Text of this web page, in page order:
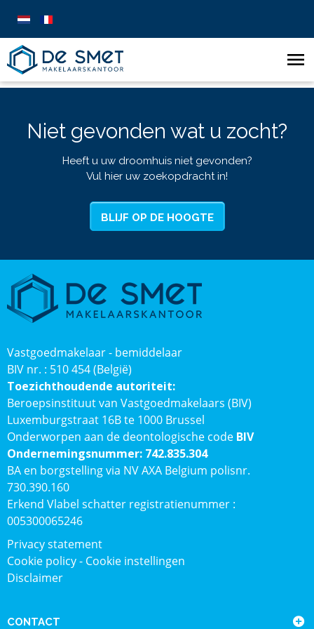
Niet gevonden wat u zocht?
Heeft u uw droomhuis niet gevonden?
Vul hier uw zoekopdracht in!
BLIJF OP DE HOOGTE
Vastgoedmakelaar - bemiddelaar
BIV nr. : 510 454 (België)
Toezichthoudende autoriteit:
Beroepsinstituut van Vastgoedmakelaars (BIV)
Luxemburgstraat 16B te 1000 Brussel
Onderworpen aan de deontologische code BIV
Ondernemingsnummer: 742.835.304
BA en borgstelling via NV AXA Belgium polisnr.
730.390.160
Erkend Vlabel schatter registratienummer :
005300065246
Privacy statement
Cookie policy- Cookie instellingen
Disclaimer
CONTACT